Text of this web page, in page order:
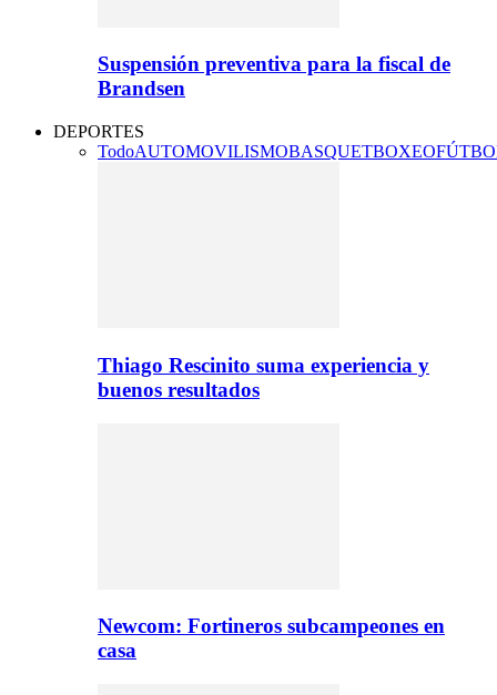
Suspensión preventiva para la fiscal de
Brandsen
DEPORTES
TodoAUTOMOVILISMOBASQUETBOXEO
Thiago Rescinito suma experiencia y
buenos resultados
Newcom: Fortineros subcampeones en
casa